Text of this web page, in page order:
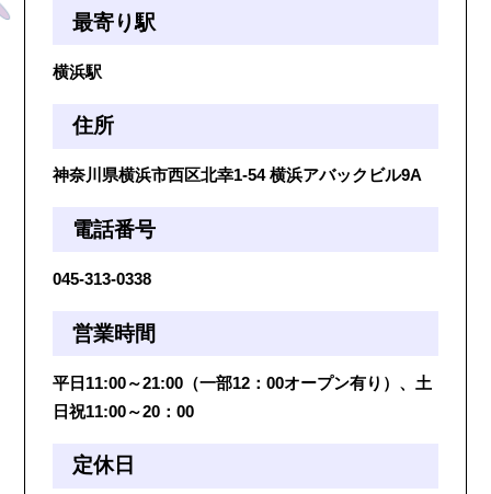
最寄り駅
横浜駅
住所
神奈川県横浜市西区北幸1-54 横浜アバックビル9A
電話番号
045-313-0338
営業時間
平日11:00～21:00（一部12：00オープン有り）、土
日祝11:00～20：00
定休日